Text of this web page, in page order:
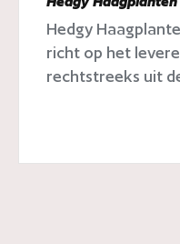
Hedgy
richt op het
rechtstreeks uit